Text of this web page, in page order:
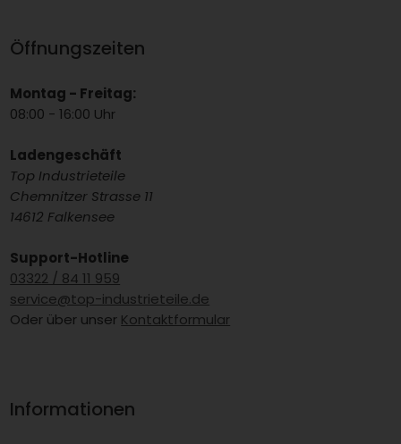
Öffnungszeiten
Montag - Freitag:
08:00 - 16:00 Uhr
Ladengeschäft
Top Industrieteile
Chemnitzer Strasse 11
14612 Falkensee
Support-Hotline
03322 / 84 11 959
service@top-industrieteile.de
Oder über unser Kontaktformular
Informationen